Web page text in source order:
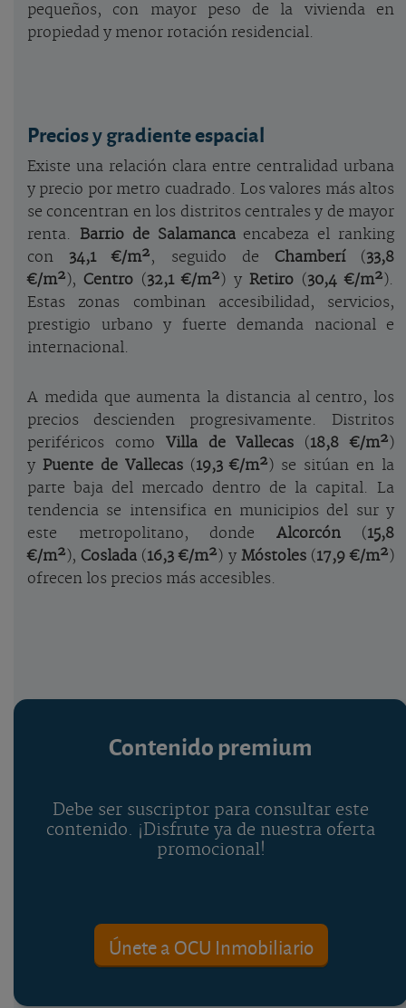
pequeños, con mayor peso de la vivienda en
propiedad y menor rotación residencial.
Precios y gradiente espacial
Existe una relación clara entre centralidad urbana
y precio por metro cuadrado. Los valores más altos
se concentran en los distritos centrales y de mayor
renta. Barrio de Salamancaencabeza el ranking
con 34,1 €/m², seguido de Chamberí(33,8
€/m²),Centro (32,1 €/m²) yRetiro (30,4 €/m²).
Estas zonas combinan accesibilidad, servicios,
prestigio urbano y fuerte demanda nacional e
internacional.
A medida que aumenta la distancia al centro, los
precios descienden progresivamente. Distritos
periféricos como Villa de Vallecas (18,8 €/m²)
y Puente de Vallecas(19,3 €/m²) se sitúan en la
parte baja del mercado dentro de la capital. La
tendencia se intensifica en municipios del sur y
este metropolitano, donde Alcorcón(15,8
€/m²),Coslada (16,3 €/m²) y Móstoles(17,9 €/m²)
ofrecen los precios más accesibles.
Contenido premium
Debe ser suscriptor para consultar este
contenido. ¡Disfrute ya de nuestra oferta
promocional!
Únete a OCU Inmobiliario